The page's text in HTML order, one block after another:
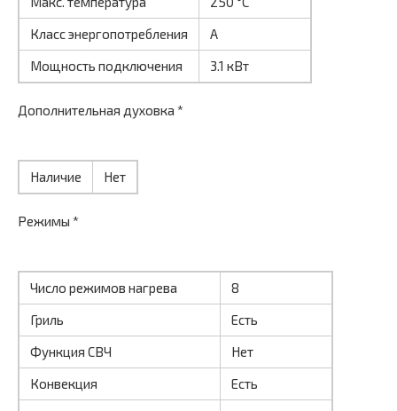
Класс энергопотребления
А
Мощность подключения
3.1 кВт
Дополнительная духовка *
Наличие Нет
Режимы *
Число режимов нагрева
8
Гриль
Есть
Функция СВЧ
Нет
Конвекция
Есть